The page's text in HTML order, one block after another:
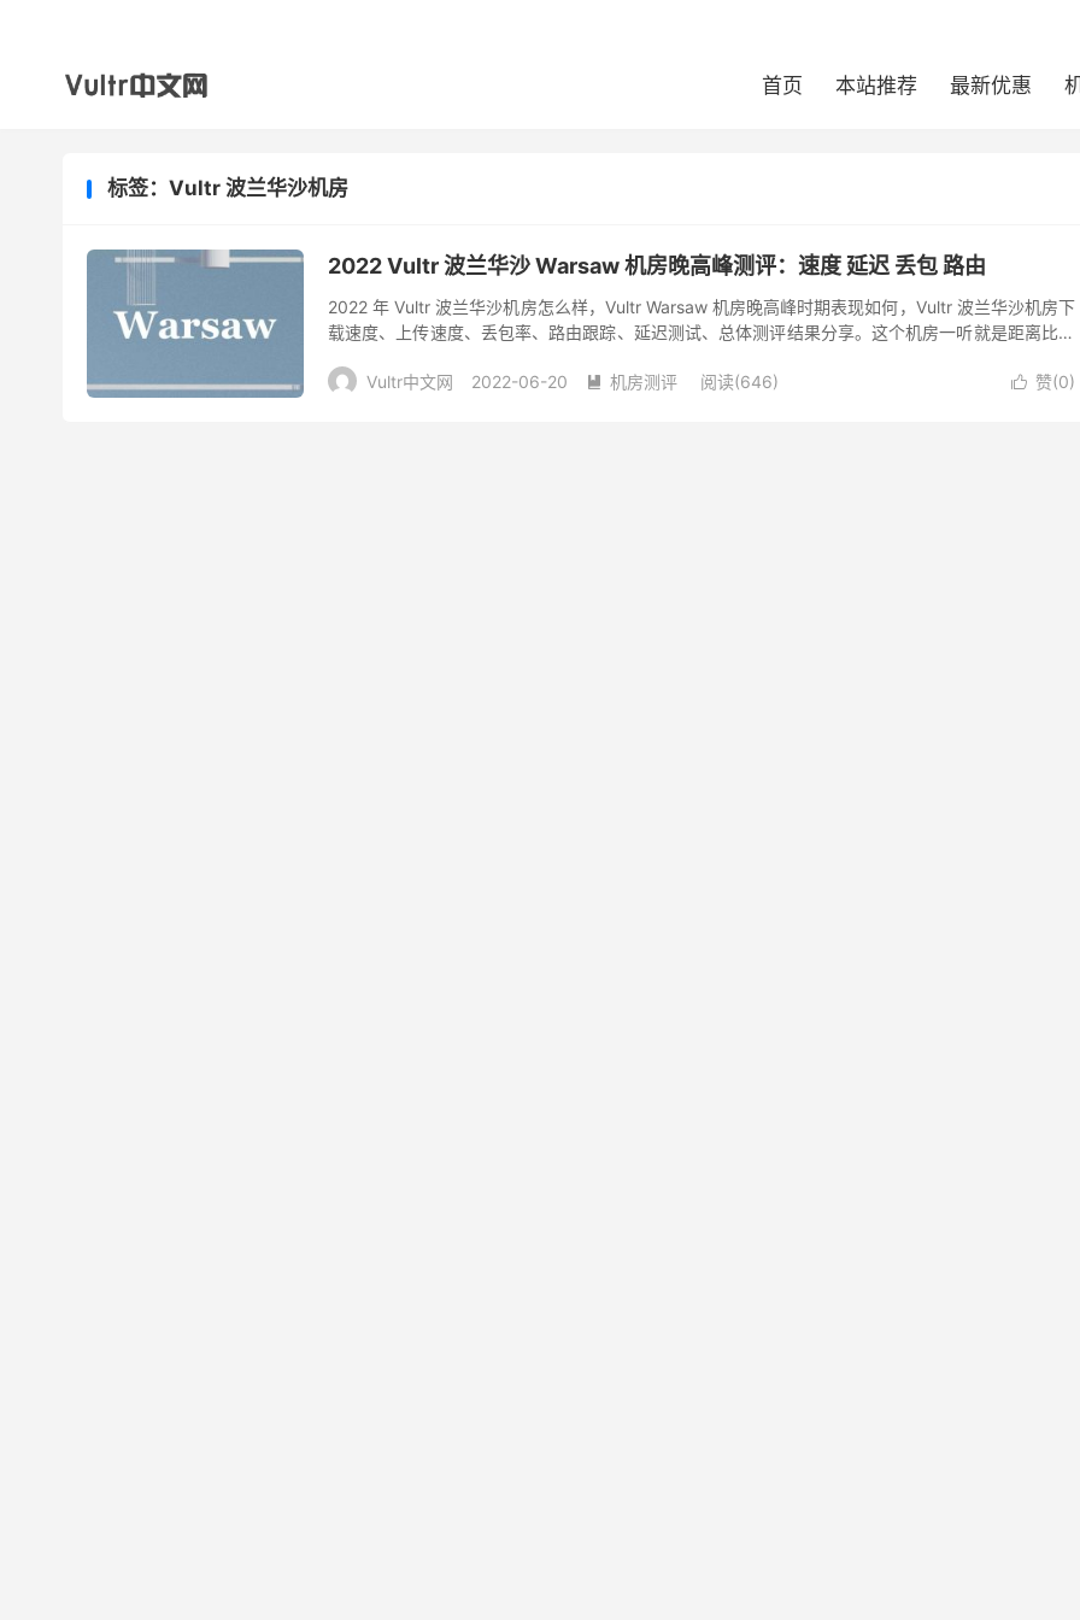
首页 本站推荐 最新优惠
标签：Vultr 波兰华沙机房
2022 Vultr 波兰华沙 Warsaw 机房晚高峰测评：速度 延迟 丢包 路由
2022 年 Vultr 波兰华沙机房怎么样，Vultr Warsaw 机房晚高峰时期表现如何，Vultr 波兰华沙机房下
载速度、上传速度、丢包率、路由跟踪、延迟测试、总体测评结果分享。这个机房一听就是距离比较
Vultr中文网
2022-06-20  机房测评 阅读(646)  赞(0)